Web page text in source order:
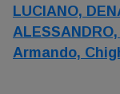
LUCIANO,
ALESSANDRO,
Armando,